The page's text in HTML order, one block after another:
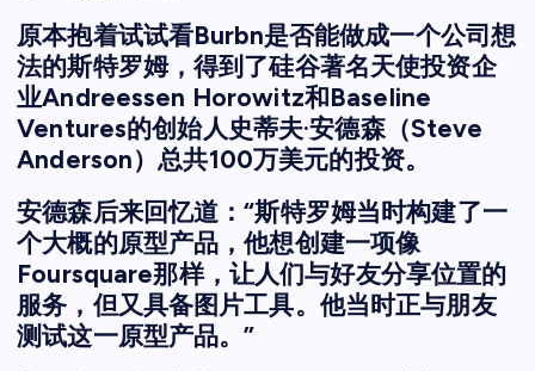
原本抱着试试看Burbn是否能做成一个公司想
法的斯特罗姆，得到了硅谷著名天使投资企
业Andreessen Horowitz和Baseline
Ventures的创始人史蒂夫·安德森（Steve
Anderson）总共100万美元的投资。
安德森后来回忆道：“斯特罗姆当时构建了一
个大概的原型产品，他想创建一项像
Foursquare那样，让人们与好友分享位置的
服务，但又具备图片工具。他当时正与朋友
测试这一原型产品。”